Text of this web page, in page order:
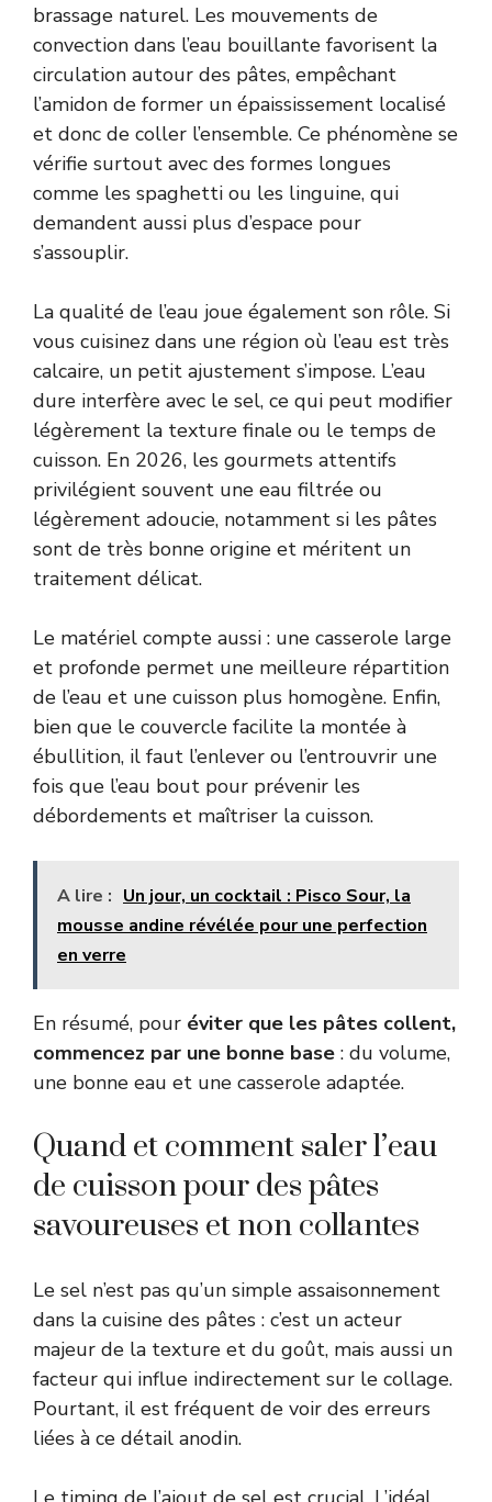
brassage naturel. Les mouvements de
convection dans l’eau bouillante favorisent la
circulation autour des pâtes, empêchant
l’amidon de former un épaississement localisé
et donc de coller l’ensemble. Ce phénomène se
vérifie surtout avec des formes longues
comme les spaghetti ou les linguine, qui
demandent aussi plus d’espace pour
s’assouplir.
La qualité de l’eau joue également son rôle. Si
vous cuisinez dans une région où l’eau est très
calcaire, un petit ajustement s’impose. L’eau
dure interfère avec le sel, ce qui peut modifier
légèrement la texture finale ou le temps de
cuisson. En 2026, les gourmets attentifs
privilégient souvent une eau filtrée ou
légèrement adoucie, notamment si les pâtes
sont de très bonne origine et méritent un
traitement délicat.
Le matériel compte aussi : une casserole large
et profonde permet une meilleure répartition
de l’eau et une cuisson plus homogène. Enfin,
bien que le couvercle facilite la montée à
ébullition, il faut l’enlever ou l’entrouvrir une
fois que l’eau bout pour prévenir les
débordements et maîtriser la cuisson.
A lire : Un jour, un cocktail : Pisco Sour, la
mousse andine révélée pour une perfection
en verre
En résumé, pour éviter que les pâtes collent,
commencez par une bonne base : du volume,
une bonne eau et une casserole adaptée.
Quand et comment saler l’eau
de cuisson pour des pâtes
savoureuses et non collantes
Le sel n’est pas qu’un simple assaisonnement
dans la cuisine des pâtes : c’est un acteur
majeur de la texture et du goût, mais aussi un
facteur qui influe indirectement sur le collage.
Pourtant, il est fréquent de voir des erreurs
liées à ce détail anodin.